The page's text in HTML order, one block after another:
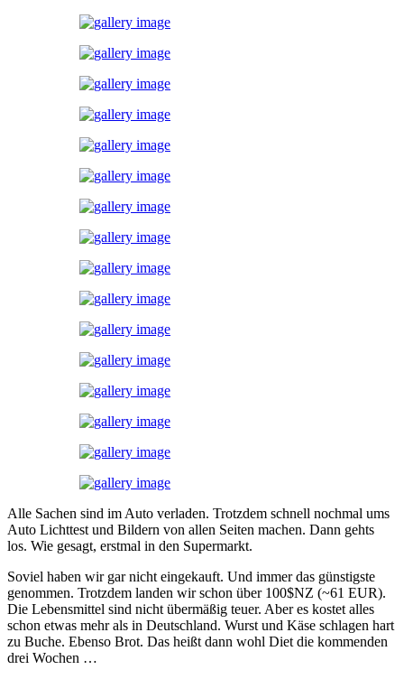
Alle Sachen sind im Auto verladen. Trotzdem schnell nochmal ums
Auto Lichttest und Bildern von allen Seiten machen. Dann gehts
los. Wie gesagt, erstmal in den Supermarkt.
Soviel haben wir gar nicht eingekauft. Und immer das günstigste
genommen. Trotzdem landen wir schon über 100$NZ (~61 EUR).
Die Lebensmittel sind nicht übermäßig teuer. Aber es kostet alles
schon etwas mehr als in Deutschland. Wurst und Käse schlagen hart
zu Buche. Ebenso Brot. Das heißt dann wohl Diet die kommenden
drei Wochen …